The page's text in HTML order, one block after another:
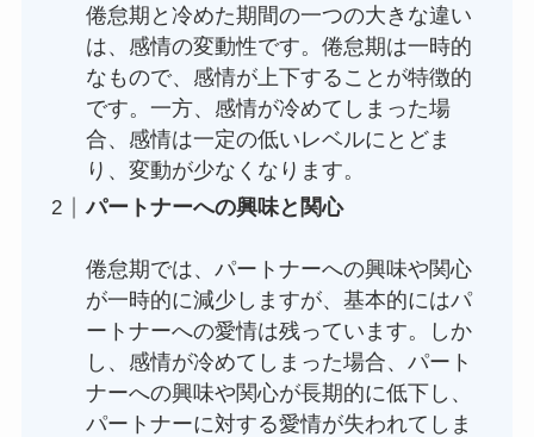
倦怠期と冷めた期間の一つの大きな違い
は、感情の変動性です。倦怠期は一時的
なもので、感情が上下することが特徴的
です。一方、感情が冷めてしまった場
合、感情は一定の低いレベルにとどま
り、変動が少なくなります。
パートナーへの興味と関心
倦怠期では、パートナーへの興味や関心
が一時的に減少しますが、基本的にはパ
ートナーへの愛情は残っています。しか
し、感情が冷めてしまった場合、パート
ナーへの興味や関心が長期的に低下し、
パートナーに対する愛情が失われてしま